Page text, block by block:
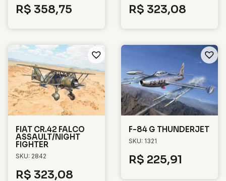
R$ 358,75 R$ 323,08
FIAT CR.42 FALCO
ASSAULT/NIGHT
FIGHTER
SKU: 2842
R$ 323,08
F-84 G THUNDERJET
SKU: 1321
R$ 225,91